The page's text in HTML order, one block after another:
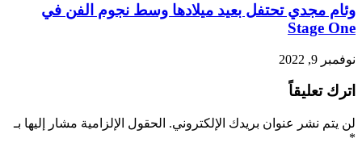
وئام مجدي تحتفل بعيد ميلادها وسط نجوم الفن في
Stage One
نوفمبر 9, 2022
اترك تعليقاً
لن يتم نشر عنوان بريدك الإلكتروني. الحقول الإلزامية مشار إليها بـ
*